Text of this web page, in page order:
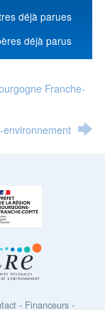
déjà parues
déjà parus
Franche-
environnement
- Financeurs -